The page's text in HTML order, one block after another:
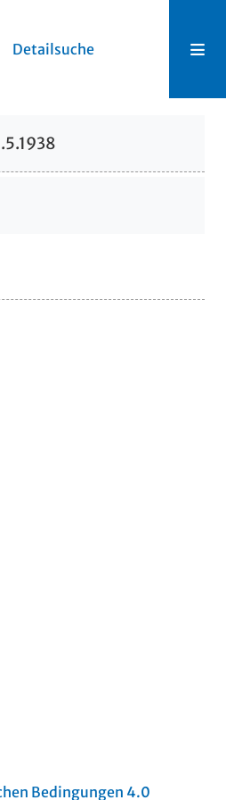
Detailsuche
Bedingungen 4.0